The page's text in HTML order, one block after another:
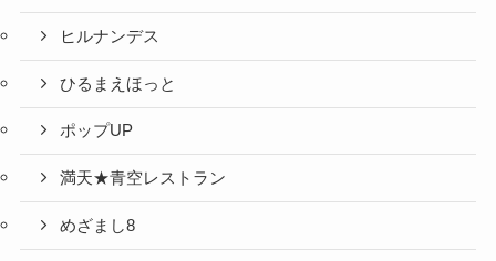
ヒルナンデス
ひるまえほっと
ポップUP
満天★青空レストラン
めざまし8